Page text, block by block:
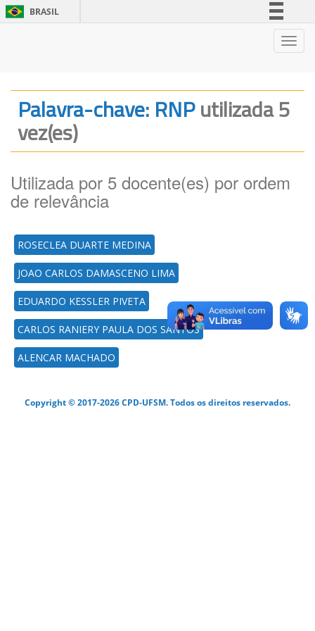
BRASIL
Legislação
Palavra-chave: RNPutilizada 5
vez(es)
Utilizada por 5 docente(es) por ordem
de relevância
ROSECLEA DUARTE MEDINA
JOAO CARLOS DAMASCENO LIMA
EDUARDO KESSLER PIVETA
CARLOS RANIERY PAULA DOS SANTOS
ALENCAR MACHADO
Copyright © 2017-2026 CPD-UFSM. Todos os direitos reservados.